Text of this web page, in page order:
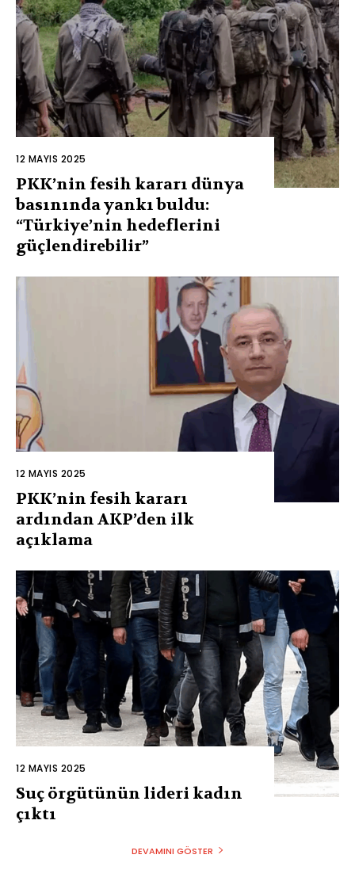
12 MAYIS 2025
PKK’nin fesih kararı dünya
basınında yankı buldu:
“Türkiye’nin hedeflerini
güçlendirebilir”
12 MAYIS 2025
PKK’nin fesih kararı
ardından AKP’den ilk
açıklama
12 MAYIS 2025
Suç örgütünün lideri kadın
çıktı
DEVAMINI GÖSTER